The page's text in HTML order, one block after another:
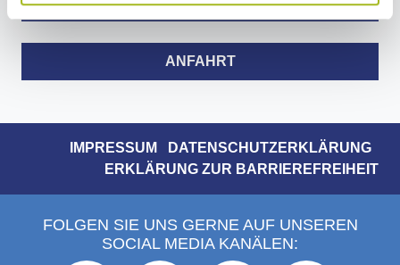
ANFAHRT
IMPRESSUM
DATENSCHUTZERKLÄRUNG
ERKLÄRUNG ZUR BARRIEREFREIHEIT
FOLGEN SIE UNS GERNE AUF UNSEREN
SOCIAL MEDIA KANÄLEN: